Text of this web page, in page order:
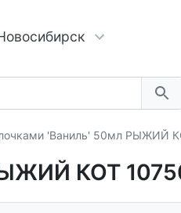
'Ваниль' 50мл РЫЖИЙ
КОТ